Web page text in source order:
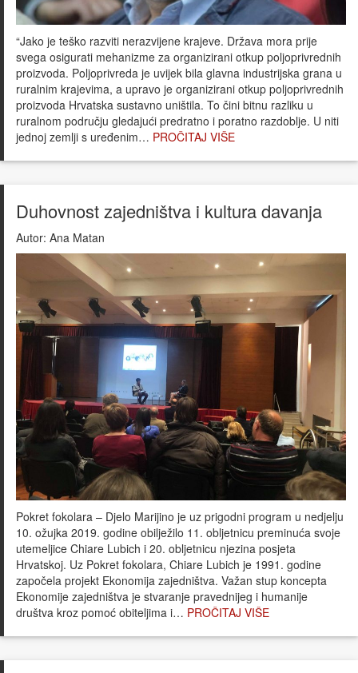
“Jako je teško razviti nerazvijene krajeve. Država mora prije
svega osigurati mehanizme za organizirani otkup poljoprivrednih
proizvoda. Poljoprivreda je uvijek bila glavna industrijska grana u
ruralnim krajevima, a upravo je organizirani otkup poljoprivrednih
proizvoda Hrvatska sustavno uništila. To čini bitnu razliku u
ruralnom području gledajući predratno i poratno razdoblje. U niti
jednoj zemlji s uređenim… PROČITAJ VIŠE
Duhovnost zajedništva i kultura davanja
Autor: Ana Matan
Pokret fokolara – Djelo Marijino je uz prigodni program u nedjelju
10. ožujka 2019. godine obilježilo 11. obljetnicu preminuća svoje
utemeljice Chiare Lubich i 20. obljetnicu njezina posjeta
Hrvatskoj. Uz Pokret fokolara, Chiare Lubich je 1991. godine
započela projekt Ekonomija zajedništva. Važan stup koncepta
Ekonomije zajedništva je stvaranje pravednijeg i humanije
društva kroz pomoć obiteljima i… PROČITAJ VIŠE